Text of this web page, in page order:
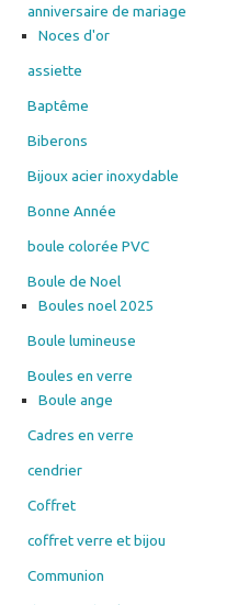
du
anniversaire de mariage
Noces d'or
assiette
Baptême
Biberons
Bijoux acier inoxydable
Bonne Année
boule colorée PVC
Boule de Noel
Boules noel 2025
Boule lumineuse
Boules en verre
Boule ange
Cadres en verre
cendrier
Coffret
coffret verre et bijou
Communion